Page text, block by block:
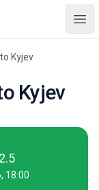
Kyjev
Kyjev
18:00